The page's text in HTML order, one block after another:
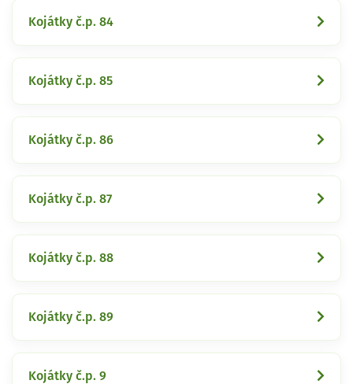
Kojátky č.p. 84
Kojátky č.p. 85
Kojátky č.p. 86
Kojátky č.p. 87
Kojátky č.p. 88
Kojátky č.p. 89
Kojátky č.p. 9